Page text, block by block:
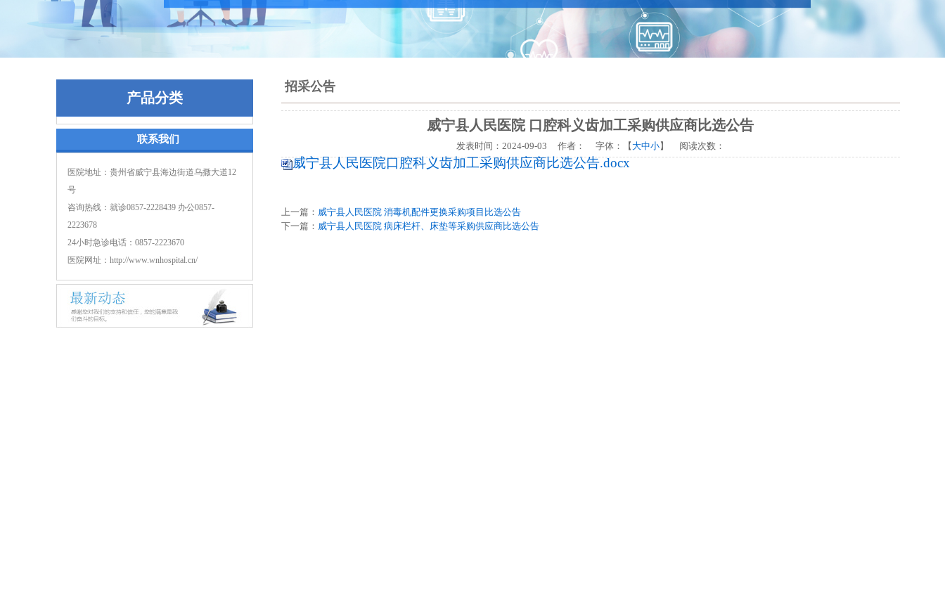
招采公告
威宁县人民医院 口腔科义齿加工采购供应商比选公告
发表时间： 2024-09-03 作者： 字体：【 大中小】 阅读次数：
威宁县人民医院口腔科义齿加工采购供应商比选公告.docx
上一篇： 威宁县人民医院 消毒机配件更换采购项目比选公告
下一篇： 威宁县人民医院 病床栏杆、床垫等采购供应商比选公告
产品分类
联系我们
医院地址：贵州省威宁县海边街道乌撒大道12
号
咨询热线：就诊0857-2228439 办公0857-
2223678
24小时急诊电话：0857-2223670
医院网址：http://www.wnhospital.cn/